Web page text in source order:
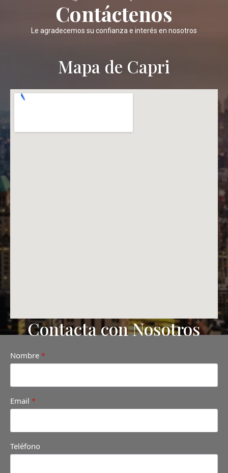
Contáctenos
Le agradecemos su confianza e interés en nosotros
Mapa de Capri
Contacta con Nosotros
Nombre *
Email *
Teléfono